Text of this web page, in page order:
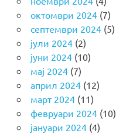
октомври 2024(7)
септември 2024(5)
јули 2024(2)
јуни 2024(10)
мај 2024(7)
април 2024(12)
март 2024(11)
февруари 2024(10)
јануари 2024(4)